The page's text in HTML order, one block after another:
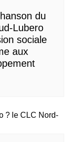
du
Lubero
sociale
aux